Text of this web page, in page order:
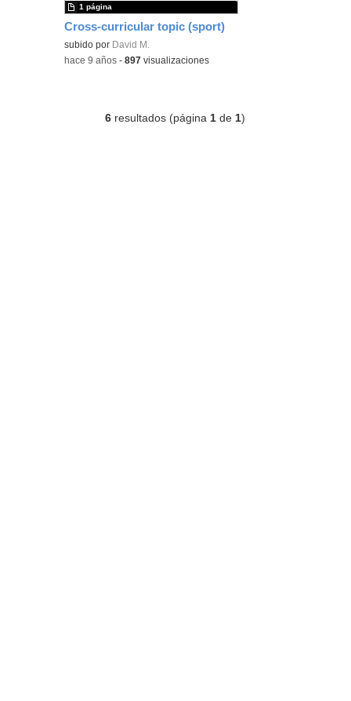
Cross-curricular topic (sport)
subido por David M.
1 página
-hace 9 años -897 visualizaciones
6 resultados (página 1 de 1)